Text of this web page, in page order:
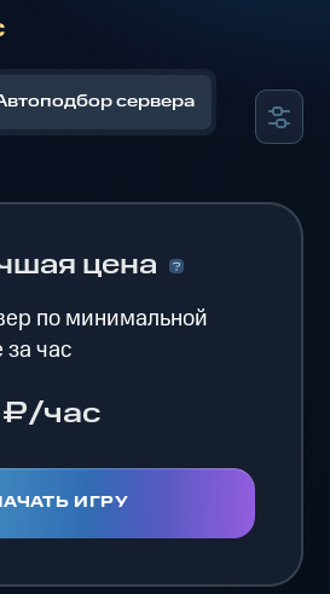
сервера
цена
по минимальной
за час
час
ИГРУ